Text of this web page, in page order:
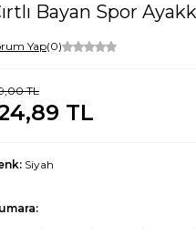
Bayan Spor
Yap(0)
TL
TL
Siyah